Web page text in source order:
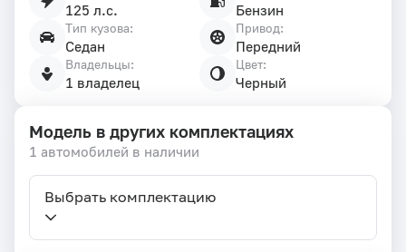
125 л.с. Бензин
Тип кузова:
Седан
Привод:
Передний
Владельцы:
1 владелец
Цвет:
Черный
Модель в других комплектациях
1 автомобилей в наличии
Выбрать комплектацию